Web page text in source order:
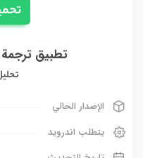
تطبيق
الإصدار الحالي
يتطلب اندرويد